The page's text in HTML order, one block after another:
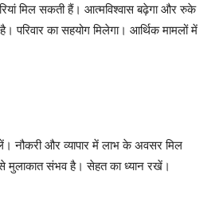
मिल सकती हैं। आत्मविश्वास बढ़ेगा और रुके
परिवार का सहयोग मिलेगा। आर्थिक मामलों में
और व्यापार में लाभ के अवसर मिल
मुलाकात संभव है। सेहत का ध्यान रखें।